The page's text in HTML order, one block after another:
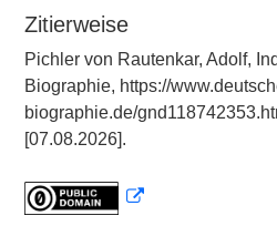
Zitierweise
Pichler von Rautenkar, Adolf,
Biographie, https://
biographie.de/
[07.08.2026].